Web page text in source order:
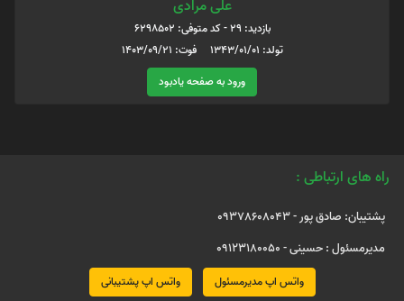
علی مرادی
بازدید: 29 - کد متوفی: 6298502
تولد: 1343/01/01 فوت: 1403/09/21
ورود به صفحه یادبود
راه های ارتباطی :
پشتیبان: صادق پور - 09378608043
مدیرمسئول : حسینی - 09123180050
واتس اپ مدیرمسئول واتس اپ پشتیبانی